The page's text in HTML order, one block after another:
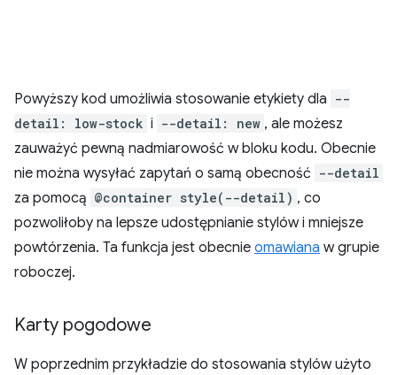
Powyższy kod umożliwia stosowanie etykiety dla --
detail: low-stock i --detail: new , ale możesz
zauważyć pewną nadmiarowość w bloku kodu. Obecnie
nie można wysyłać zapytań o samą obecność --detail
za pomocą @container style(--detail) , co
pozwoliłoby na lepsze udostępnianie stylów i mniejsze
powtórzenia. Ta funkcja jest obecnie omawiana w grupie
roboczej.
Karty pogodowe
W poprzednim przykładzie do stosowania stylów użyto